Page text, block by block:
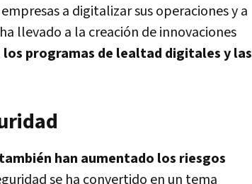
a digitalizar sus operaciones y a
llevado a la creación de innovaciones
programas de lealtad digitales y las
también han aumentado los riesgos
se ha convertido en un tema